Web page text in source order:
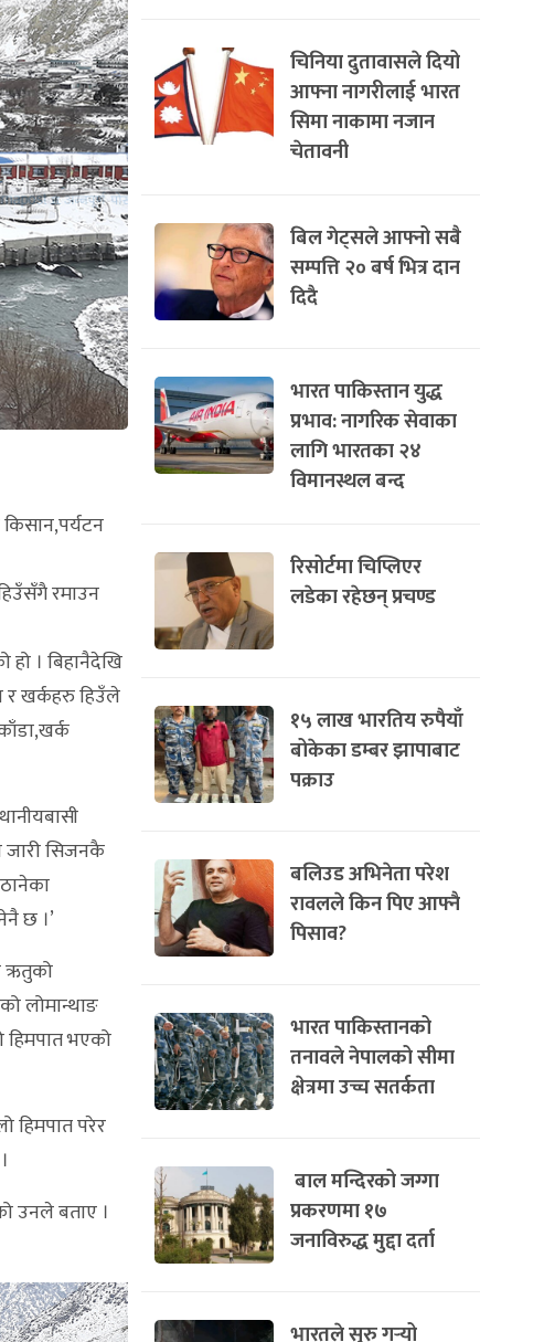
रमाउन
हो । बिहानैदेखि
र खर्कहरु हिउँले
जारी सिजनकै
छ ।’
ऋतुको
लोमान्थाङ
हिमपात भएको
हिमपात परेर
उनले बताए ।
चिनिया दुतावासले दियो
आफ्ना नागरीलाई भारत
सिमा नाकामा नजान
चेतावनी
बिल गेट्सले आफ्नो सबै
सम्पत्ति २० बर्ष भित्र दान
दिदै
भारत पाकिस्तान युद्ध
प्रभाव: नागरिक सेवाका
लागि भारतका २४
विमानस्थल बन्द
रिसोर्टमा चिप्लिएर
लडेका रहेछन् प्रचण्ड
१५ लाख भारतिय रुपैयाँ
बोकेका डम्बर झापाबाट
पक्राउ
बलिउड अभिनेता परेश
रावलले किन पिए आफ्नै
पिसाव?
भारत पाकिस्तानको
तनावले नेपालको सीमा
क्षेत्रमा उच्च सतर्कता
बाल मन्दिरको जग्गा
प्रकरणमा १७
जनाविरुद्ध मुद्दा दर्ता
भारतले सुरु गर्‍यो